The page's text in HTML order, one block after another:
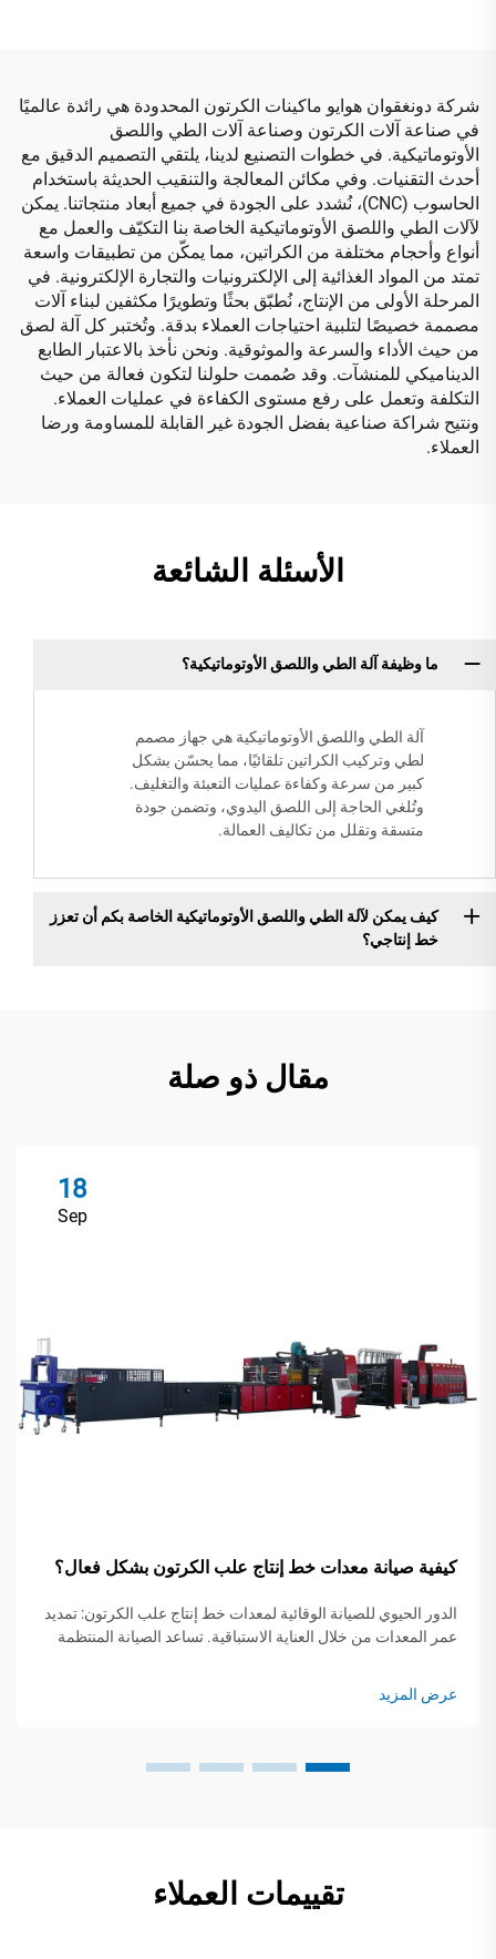
شركة دونغقوان هوايو ماكينات الكرتون المحدودة هي رائدة عالميًا
في صناعة آلات الكرتون وصناعة آلات الطي واللصق
الأوتوماتيكية. في خطوات التصنيع لدينا، يلتقي التصميم الدقيق مع
أحدث التقنيات. وفي مكائن المعالجة والتنقيب الحديثة باستخدام
الحاسوب (CNC)، نُشدد على الجودة في جميع أبعاد منتجاتنا. يمكن
لآلات الطي واللصق الأوتوماتيكية الخاصة بنا التكيّف والعمل مع
أنواع وأحجام مختلفة من الكراتين، مما يمكّن من تطبيقات واسعة
تمتد من المواد الغذائية إلى الإلكترونيات والتجارة الإلكترونية. في
المرحلة الأولى من الإنتاج، نُطبّق بحثًا وتطويرًا مكثفين لبناء آلات
مصممة خصيصًا لتلبية احتياجات العملاء بدقة. وتُختبر كل آلة لصق
من حيث الأداء والسرعة والموثوقية. ونحن نأخذ بالاعتبار الطابع
الديناميكي للمنشآت. وقد صُممت حلولنا لتكون فعالة من حيث
التكلفة وتعمل على رفع مستوى الكفاءة في عمليات العملاء.
ونتيح شراكة صناعية بفضل الجودة غير القابلة للمساومة ورضا
العملاء.
الأسئلة الشائعة
ما وظيفة آلة الطي واللصق الأوتوماتيكية؟
آلة الطي واللصق الأوتوماتيكية هي جهاز مصمم
لطي وتركيب الكراتين تلقائيًا، مما يحسّن بشكل
كبير من سرعة وكفاءة عمليات التعبئة والتغليف.
وتُلغي الحاجة إلى اللصق اليدوي، وتضمن جودة
متسقة وتقلل من تكاليف العمالة.
كيف يمكن لآلة الطي واللصق الأوتوماتيكية الخاصة بكم أن تعزز
خط إنتاجي؟
مقال ذو صلة
18
Sep
كيفية صيانة معدات خط إنتاج علب الكرتون بشكل فعال؟
الدور الحيوي للصيانة الوقائية لمعدات خط إنتاج علب الكرتون: تمديد
عمر المعدات من خلال العناية الاستباقية. تساعد الصيانة المنتظمة
عرض المزيد
تقييمات العملاء